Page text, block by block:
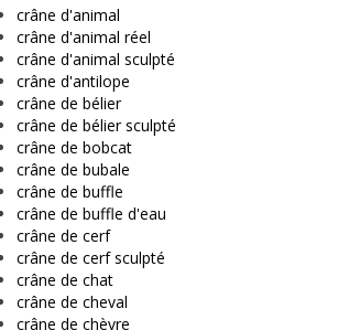
crâne d'animal
crâne d'animal réel
crâne d'animal sculpté
crâne d'antilope
crâne de bélier
crâne de bélier sculpté
crâne de bobcat
crâne de bubale
crâne de buffle
crâne de buffle d'eau
crâne de cerf
crâne de cerf sculpté
crâne de chat
crâne de cheval
crâne de chèvre